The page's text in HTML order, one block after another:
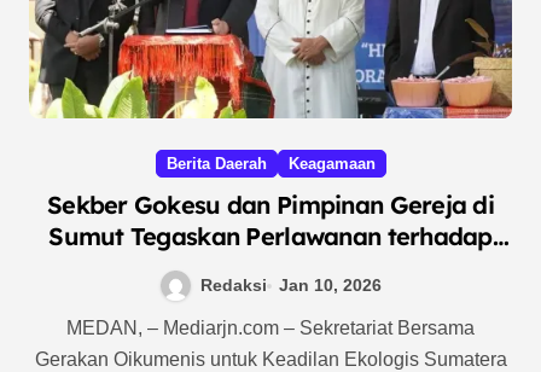
Berita Daerah Keagamaan
Sekber Gokesu dan Pimpinan Gereja di
Sumut Tegaskan Perlawanan terhadap
Kejahatan Ekologis
Redaksi Jan 10, 2026
MEDAN, – Mediarjn.com – Sekretariat Bersama
Gerakan Oikumenis untuk Keadilan Ekologis Sumatera